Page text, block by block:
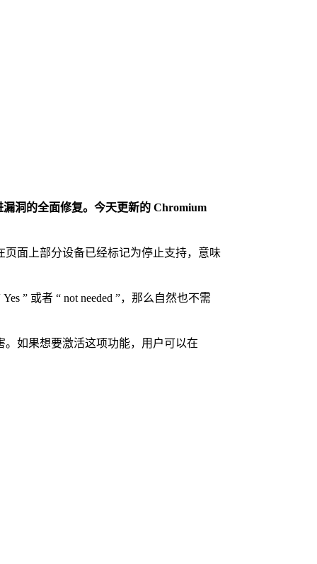
洞的全面修复。今天更新的 Chromium
面上部分设备已经标记为停止支持，意味
” 或者 “ not needed ”，那么自然也不需
。如果想要激活这项功能，用户可以在